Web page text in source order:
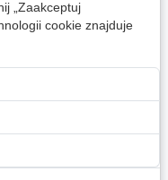
wpisu na mikroblogu.
„Zaakceptuj
cookie znajduje